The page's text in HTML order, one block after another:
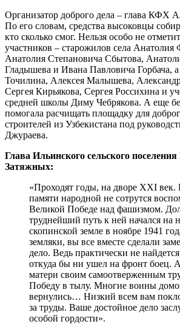
Организатор доброго дела – глава КФХ
По его словам, средства высоковцы
кто сколько смог. Нельзя особо не
участников – старожилов села Анатолия
Анатолия Степановича Сбытова,
Гладышева и Ивана Павловича Горбача,
Точилина, Алексея Малышева,
Сергея Кирьякова, Сергея Россихина и
средней школы Диму Чебрякова. А еще
помогала расчищать площадку для
строителей из Узбекистана под
Джураева.
Глава Ильинского сельского
Затяжных:
«Проходят годы, на дворе XXI век.
памяти народной не сотрутся
Великой Победе над фашизмом.
труднейший путь к ней начался на
скопинской земле в ноябре 1941
земляки, вы все вместе сделали
дело. Ведь практически не
откуда бы ни ушел на фронт боец.
матери своим самоотверженным
Победу в тылу. Многие воины
вернулись… Низкий всем вам
за труды. Ваше достойное дело
особой гордости».